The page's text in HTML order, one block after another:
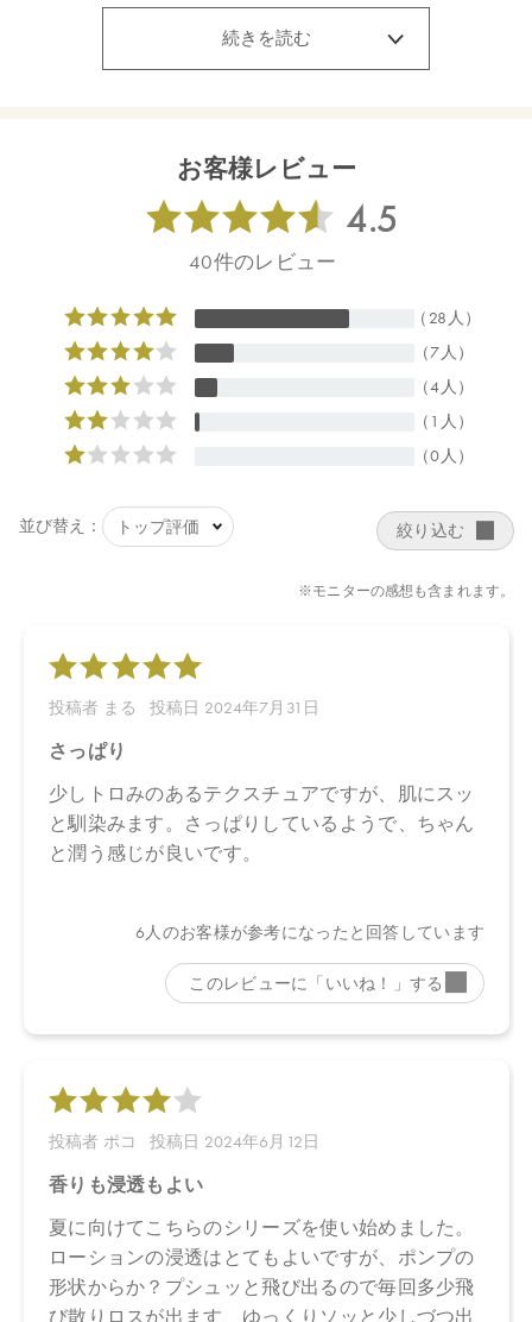
ロタムヌスフラベリフォリア葉／茎エキス、セージ葉エキス＊、
タチジャコウソウ花／葉エキス＊、グリセリン、ホホバ種子油、
ジラウロイルグルタミン酸リシンＮａ、キサンタンガム、アルギ
リトール、カプリリルグリコール、ラウリン酸ポリグリセリル－
１０、フィチン酸、酸化銀、クエン酸、クエン酸Ｎａ ＊オーガ
【メーカー品番】
店舗でお問い合わせの際には、下記品番をお伝え下さい。
4570106730065
【店舗発売日】
CosmeKitchen 2024/5/15
Make↗Kitchen 2024/5/15
※店舗での取り扱いや詳しい在庫状況につきましては、各店舗に
お問い合わせください。
※通常はご注文より１～３営業日での発送となります。
商品によっては、お届けまで１～２週間かかる場合がございます
ので予めご了承ください。
●パッケージはリニューアル等の理由により、写真と異なる場合が
ございます。
●パッケージのリニューアル等の理由により、成分・処方が記載と
異なる場合がございます。
●予告なくパッケージ仕様が変更になる場合がございます。
続きを読む
お客様レビュー